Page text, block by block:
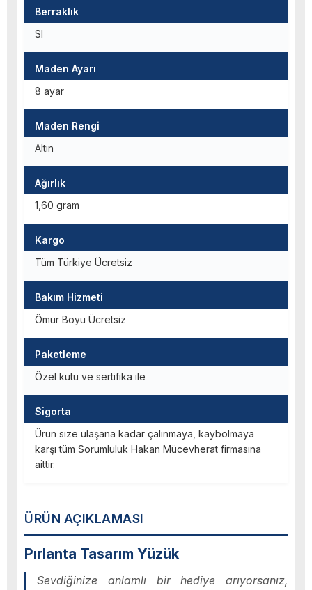
ÜRÜN AÇIKLAMASI
Pırlanta Tasarım Yüzük
Sevdiğinize anlamlı bir hediye arıyorsanız,
Berraklık
SI
Maden Ayarı
8 ayar
Maden Rengi
Altın
Ağırlık
1,60 gram
Kargo
Tüm Türkiye Ücretsiz
Bakım Hizmeti
Ömür Boyu Ücretsiz
Paketleme
Özel kutu ve sertifika ile
Sigorta
Ürün size ulaşana kadar çalınmaya, kaybolmaya
karşı tüm Sorumluluk Hakan Mücevherat firmasına
aittir.